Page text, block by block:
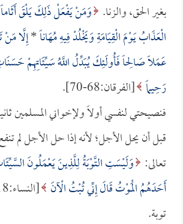
بغير الحق، والزنا. وَمَنْ يَفْعَلْ ذَلِكَ يَلْقَ أَثَاماً
الْعَذَابُ يَوْمَ الْقِيَامَةِ وَيَخْلُدْ فِيهِ مُهَاناً*إِلَّا
عَمَلاً صَالِحاً فَأُولَئِكَ يُبَدِّلُ اللَّهُ سَيِّئَاتِهِمْ
رَحِيماً [الفرقان:68-70].
فنصيحتي لنفسي أولاً ولإخواني المسلمين ثانياً
قبل أن يحل الأجل؛ لأنه إذا حل الأجل لم تنفع
تعالى: وَلَيْسَتِ التَّوْبَةُ لِلَّذِينَ يَعْمَلُونَ
أَحَدَهُمُ الْمَوْتُ قَالَ إِنِّي تُبْتُ الْآنَ
توبة.